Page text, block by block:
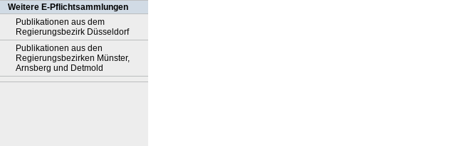
Weitere E-Pflichtsammlungen
Publikationen aus dem
Regierungsbezirk Düsseldorf
Publikationen aus den
Regierungsbezirken Münster,
Arnsberg und Detmold